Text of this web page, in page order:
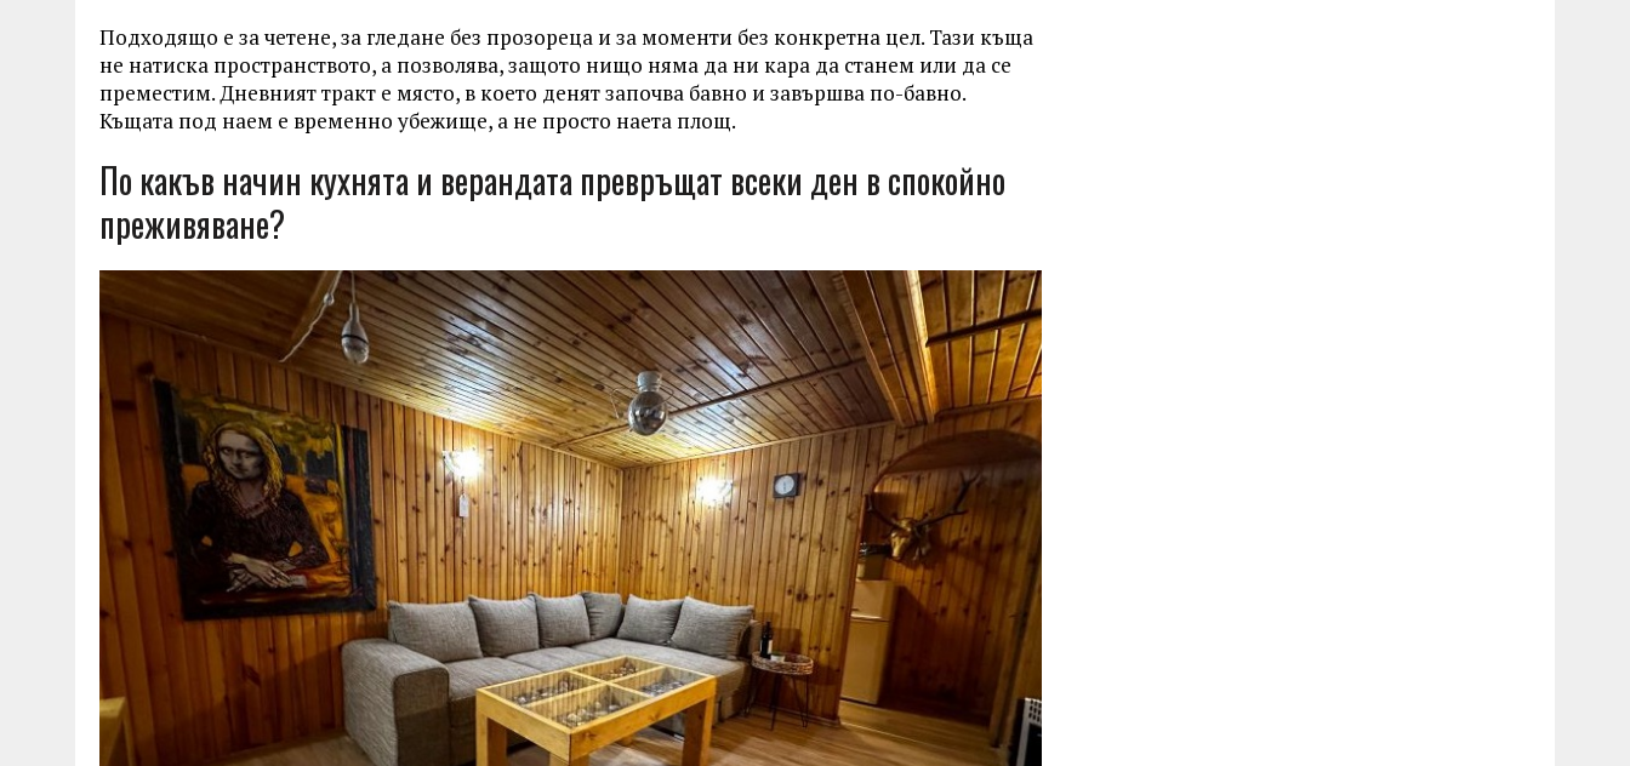
Подходящо е за четене, за гледане без прозореца и за моменти без конкретна цел. Тази къща
не натиска пространството, а позволява, защото нищо няма да ни кара да станем или да се
преместим. Дневният тракт е място, в което денят започва бавно и завършва по-бавно.
Къщата под наем е временно убежище, а не просто наета площ.
По какъв начин кухнята и верандата превръщат всеки ден в спокойно
преживяване?